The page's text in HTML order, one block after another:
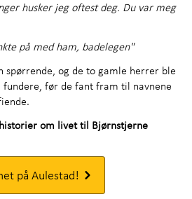
husker jeg oftest deg. Du var meg
på med ham, badelegen"
spørrende, og de to gamle herrer ble
fundere, før de fant fram til navnene
om livet til Bjørnstjerne
på Aulestad!